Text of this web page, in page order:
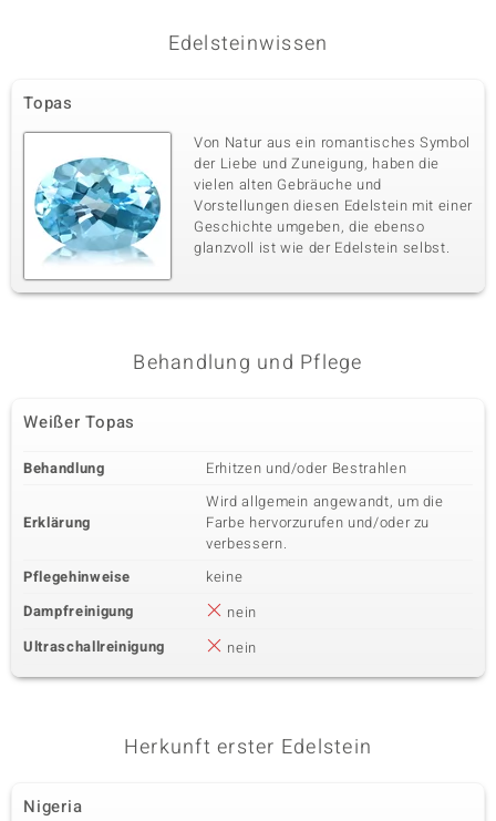
Edelsteinwissen
Topas
Von Natur aus ein romantisches Symbol
der Liebe und Zuneigung, haben die
vielen alten Gebräuche und
Vorstellungen diesen Edelstein mit einer
Geschichte umgeben, die ebenso
glanzvoll ist wie der Edelstein selbst.
Behandlung und Pflege
Weißer Topas
Behandlung Erhitzen und/oder Bestrahlen
Erklärung
Wird allgemein angewandt, um die
Farbe hervorzurufen und/oder zu
verbessern.
Pflegehinweise
keine
Dampfreinigung
nein
Ultraschallreinigung
nein
Herkunft erster Edelstein
Nigeria